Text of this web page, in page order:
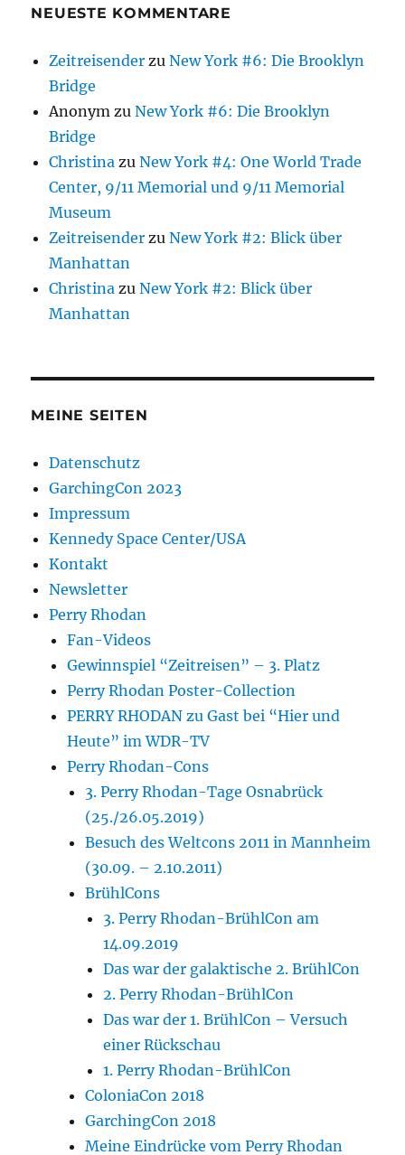
NEUESTE KOMMENTARE
Zeitreisender zuNew York #6: Die Brooklyn
Bridge
Anonym zuNew York #6: Die Brooklyn
Bridge
Christina zuNew York #4: One World Trade
Center, 9/11 Memorial und 9/11 Memorial
Museum
Zeitreisender zuNew York #2: Blick über
Manhattan
Christina zuNew York #2: Blick über
Manhattan
MEINE SEITEN
Datenschutz
GarchingCon 2023
Impressum
Kennedy Space Center/USA
Kontakt
Newsletter
Perry Rhodan
Fan-Videos
Gewinnspiel “Zeitreisen” – 3. Platz
Perry Rhodan Poster-Collection
PERRY RHODAN zu Gast bei “Hier und
Heute” im WDR-TV
Perry Rhodan-Cons
3. Perry Rhodan-Tage Osnabrück
(25./26.05.2019)
Besuch des Weltcons 2011 in Mannheim
(30.09. – 2.10.2011)
BrühlCons
3. Perry Rhodan-BrühlCon am
14.09.2019
Das war der galaktische 2. BrühlCon
2. Perry Rhodan-BrühlCon
Das war der 1. BrühlCon – Versuch
einer Rückschau
1. Perry Rhodan-BrühlCon
ColoniaCon 2018
GarchingCon 2018
Meine Eindrücke vom Perry Rhodan